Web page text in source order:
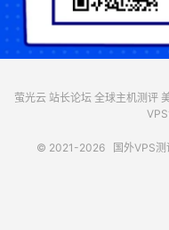
萤光云 站长论坛 全球主机测评
© 2021-2026 国外VPS测